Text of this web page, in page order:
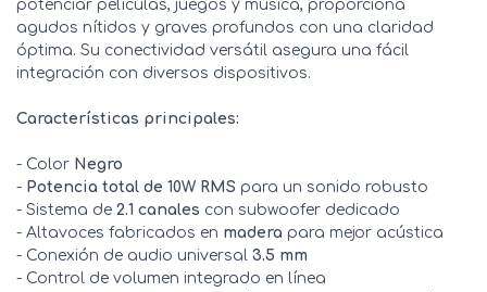
potenciar películas, juegos y música, proporciona
agudos nítidos y graves profundos con una claridad
óptima. Su conectividad versátil asegura una fácil
integración con diversos dispositivos.
Características principales:
- Color Negro
- Potencia total de 10W RMS para un sonido robusto
- Sistema de 2.1 canales con subwoofer dedicado
- Altavoces fabricados en madera para mejor acústica
- Conexión de audio universal 3.5 mm
- Control de volumen integrado en línea